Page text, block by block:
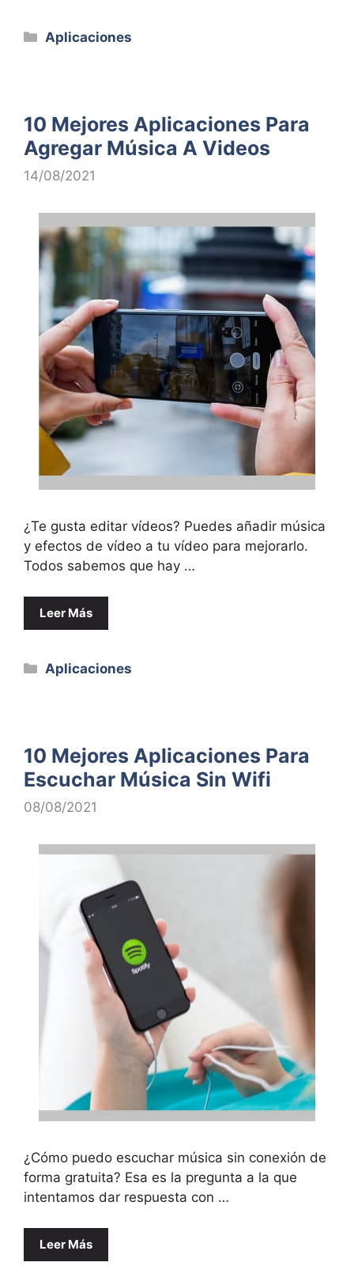
Categorías
Aplicaciones
10 Mejores Aplicaciones Para
Agregar Música A Videos
14/08/2021
¿Te gusta editar vídeos? Puedes añadir música
y efectos de vídeo a tu vídeo para mejorarlo.
Todos sabemos que hay …
Leer Más
Categorías
Aplicaciones
10 Mejores Aplicaciones Para
Escuchar Música Sin Wifi
08/08/2021
¿Cómo puedo escuchar música sin conexión de
forma gratuita? Esa es la pregunta a la que
intentamos dar respuesta con …
Leer Más